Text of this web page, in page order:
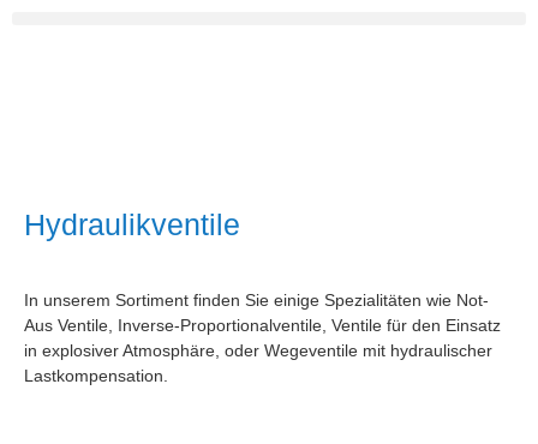
Hydraulikventile
In unserem Sortiment finden Sie einige Spezialitäten wie Not-
Aus Ventile, Inverse-Proportionalventile, Ventile für den Einsatz
in explosiver Atmosphäre, oder Wegeventile mit hydraulischer
Lastkompensation.